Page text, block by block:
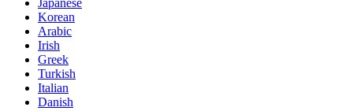
Japanese
Korean
Arabic
Irish
Greek
Turkish
Italian
Danish